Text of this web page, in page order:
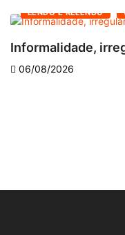
LENDO E RELENDO
Informalidade,
06/08/2026